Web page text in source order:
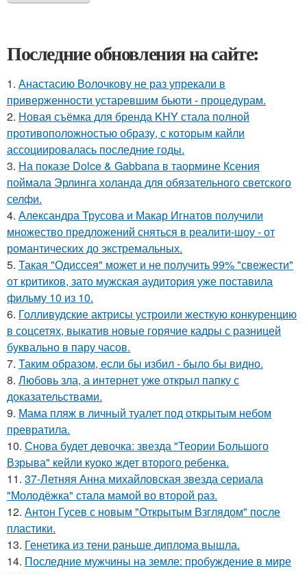
Последние обновления на сайте:
1. Анастасию Волочкову не раз упрекали в
приверженности устаревшим бьюти - процедурам.
2. Новая съёмка для бренда KHY стала полной
противоположностью образу, с которым кайли
ассоциировалась последние годы.
3. На показе Dolce & Gabbana в таормине Ксения
поймала Эрлинга холанда для обязательного светского
селфи.
4. Александра Трусова и Макар Игнатов получили
множество предложений сняться в реалити-шоу - от
романтических до экстремальных.
5. Такая "Одиссея" может и не получить 99% "свежести"
от критиков, зато мужская аудитория уже поставила
фильму 10 из 10.
6. Голливудские актрисы устроили жесткую конкуренцию
в соцсетях, выкатив новые горячие кадры с разницей
буквально в пару часов.
7. Таким образом, если бы избил - было бы видно.
8. Любовь зла, а интернет уже открыл папку с
доказательствами.
9. Мама пляж в личный туалет под открытым небом
превратила.
10. Снова будет девочка: звезда "Теории Большого
Взрыва" кейли куоко ждет второго ребенка.
11. 37-Летняя Анна михайловская звезда сериала
"Молодёжка" стала мамой во второй раз.
12. Антон Гусев с новым "Открытым Взглядом" после
пластики.
13. Генетика из тени раньше диплома вышла.
14. Последние мужчины на земле: пробуждение в мире